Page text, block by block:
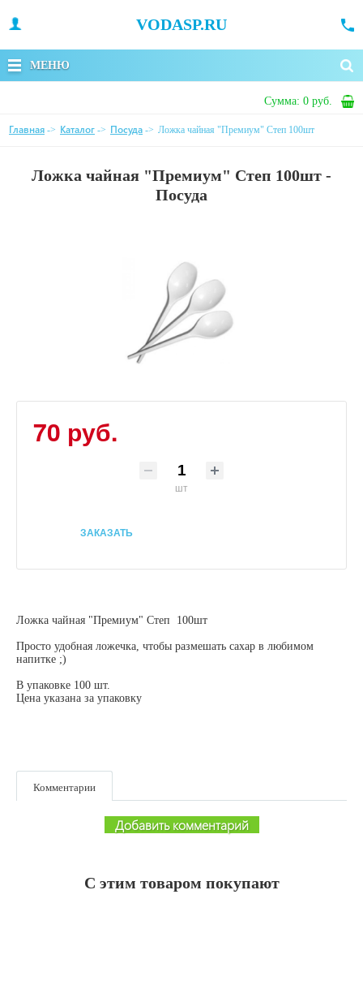
VODASP.RU
МЕНЮ
Сумма: 0 руб.
Главная -> Каталог -> Посуда -> Ложка чайная "Премиум" Степ 100шт
Ложка чайная "Премиум" Степ 100шт -
Посуда
70 руб.
шт
ЗАКАЗАТЬ
Ложка чайная "Премиум" Степ 100шт
Просто удобная ложечка, чтобы размешать сахар в любимом
напитке ;)
В упаковке 100 шт.
Цена указана за упаковку
Комментарии
Добавить комментарий
С этим товаром покупают